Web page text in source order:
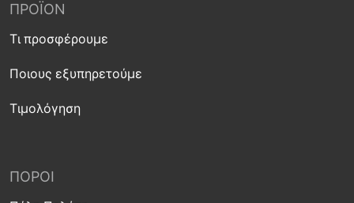
ΠΡΟΪΌΝ
Τι προσφέρουμε
Ποιους εξυπηρετούμε
Τιμολόγηση
ΠΌΡΟΙ